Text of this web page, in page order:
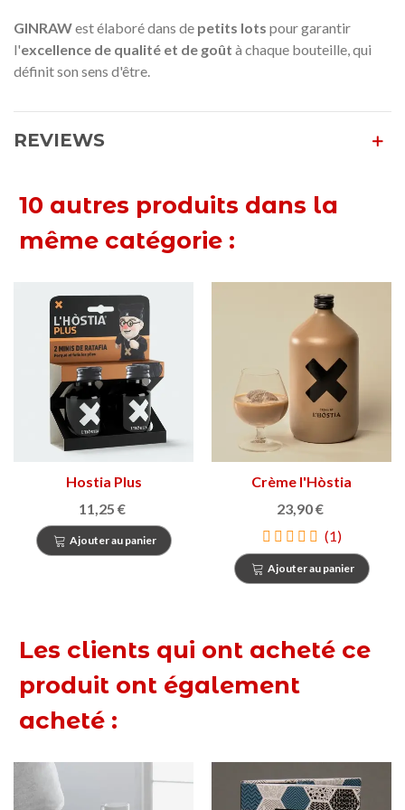
GINRAWest élaboré dans de petits lots pour garantir
l'excellence de qualité et de goût à chaque bouteille, qui
définit son sens d'être.
REVIEWS
10 autres produits dans la
même catégorie :
Hostia Plus
11,25 €
Ajouter au panier
Crème l'Hòstia
23,90 €
(1)
Ajouter au panier
Les clients qui ont acheté ce
produit ont également
acheté :